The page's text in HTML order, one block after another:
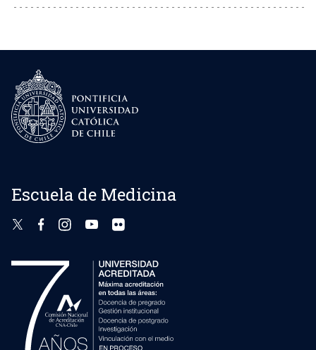
Escuela de Medicina